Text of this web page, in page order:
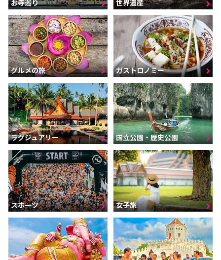
お寺巡り 世界遺産
グルメの旅 ガストロノミー
ラグジュアリー 国立公園・歴史公園
スポーツ 女子旅